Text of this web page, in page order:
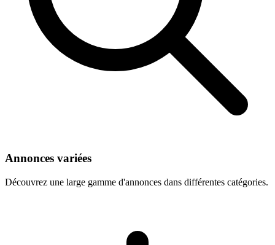
Annonces variées
Découvrez une large gamme d'annonces dans différentes catégories.